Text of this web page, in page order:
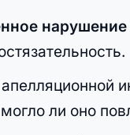
нарушение
ли оно